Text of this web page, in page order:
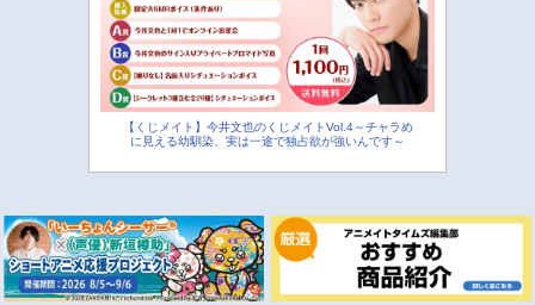
【くじメイト】今井文也のくじメイトVol.4～チャラめ
に見える幼馴染、実は一途で独占欲が強いんです～